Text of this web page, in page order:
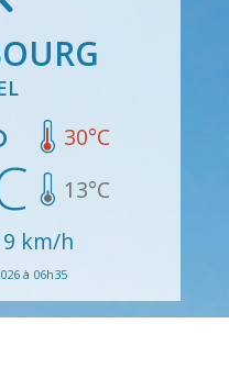
30°C
13°C
km/h
à 06h35